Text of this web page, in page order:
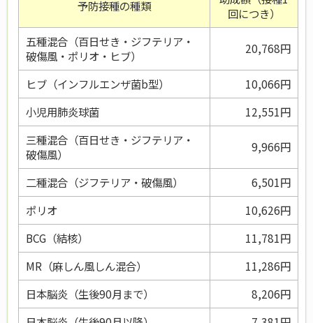
予防接種の種類
回につき）
五種混合（百日せき・ジフテリア・
破傷風・ポリオ・ヒブ）
20,768円
ヒブ（インフルエンザ菌b型）
10,066円
小児用肺炎球菌
12,551円
三種混合（百日せき・ジフテリア・
破傷風）
9,966円
二種混合（ジフテリア・破傷風）
6,501円
ポリオ
10,626円
BCG（結核）
11,781円
MR（麻しん風しん混合）
11,286円
日本脳炎（生後90月まで）
8,206円